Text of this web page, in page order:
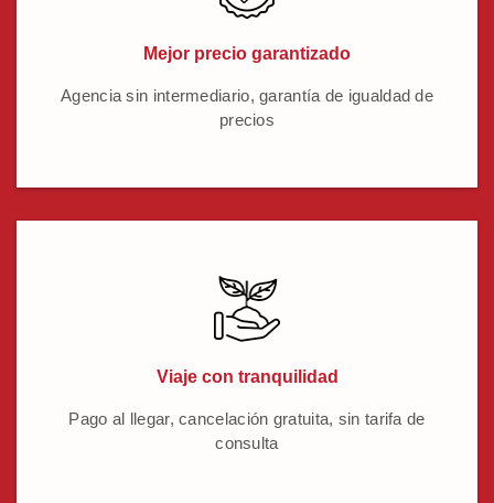
Mejor precio garantizado
Agencia sin intermediario, garantía de igualdad de
precios
Viaje con tranquilidad
Pago al llegar, cancelación gratuita, sin tarifa de
consulta